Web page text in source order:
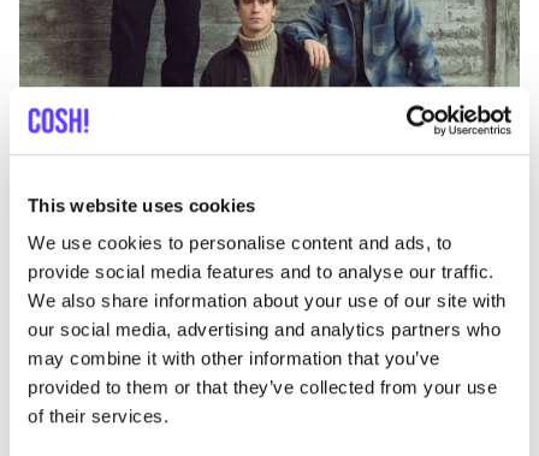
This website uses cookies
We use cookies to personalise content and ads, to
provide social media features and to analyse our traffic.
We also share information about your use of our site with
our social media, advertising and analytics partners who
may combine it with other information that you’ve
provided to them or that they’ve collected from your use
of their services.